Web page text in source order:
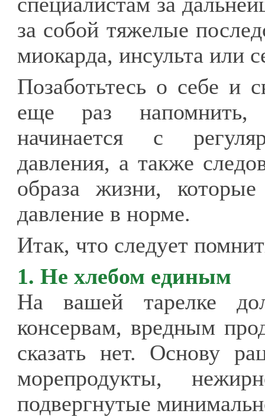
за собой тяжелые
миокарда, инсульта или
Позаботьтесь о себе и
еще раз напомнить,
начинается с
давления, а также
образа жизни, которые
давление в норме.
Итак, что следует
1. Не хлебом единым
На вашей тарелке
консервам, вредным
сказать нет. Основу
морепродукты,
подвергнутые